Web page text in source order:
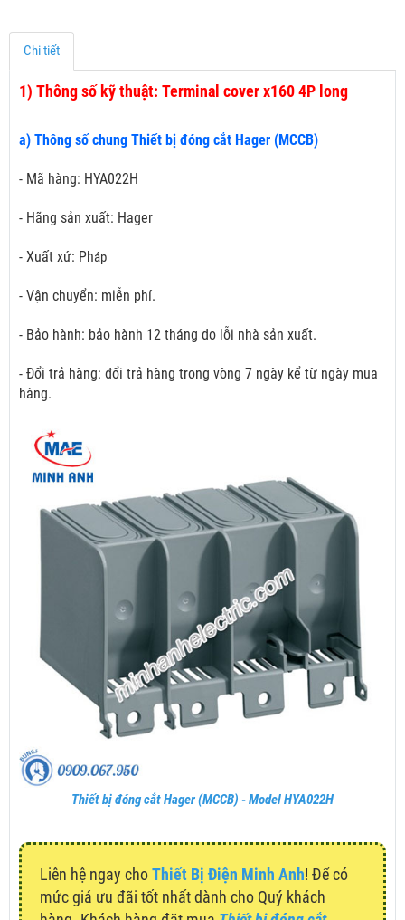
Chi tiết
1) Thông số kỹ thuật: Terminal cover x160 4P long
a) Thông số chung Thiết bị đóng cắt Hager (MCCB)
- Mã hàng: HYA022H
- Hãng sản xuất: Hager
- Xuất xứ: Pháp
- Vận chuyển: miễn phí.
- Bảo hành: bảo hành 12 tháng do lỗi nhà sản xuất.
- Đổi trả hàng: đổi trả hàng trong vòng 7 ngày kể từ ngày mua
hàng.
Thiết bị đóng cắt Hager (MCCB) - Model HYA022H
Liên hệ ngay choThiết Bị Điện Minh Anh! Để có
mức giá ưu đãi tốt nhất dành cho Quý khách